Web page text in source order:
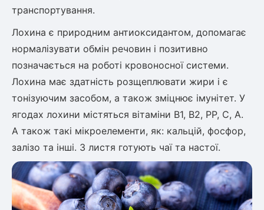
транспортування.
Лохина є природним антиоксидантом, допомагає
нормалізувати обмін речовин і позитивно
позначається на роботі кровоносної системи.
Лохина має здатність розщеплювати жири і є
тонізуючим засобом, а також зміцнює імунітет. У
ягодах лохини містяться вітаміни В1, В2, РР, С, А.
А також такі мікроелементи, як: кальцій, фосфор,
залізо та інші. З листя готують чаї та настої.